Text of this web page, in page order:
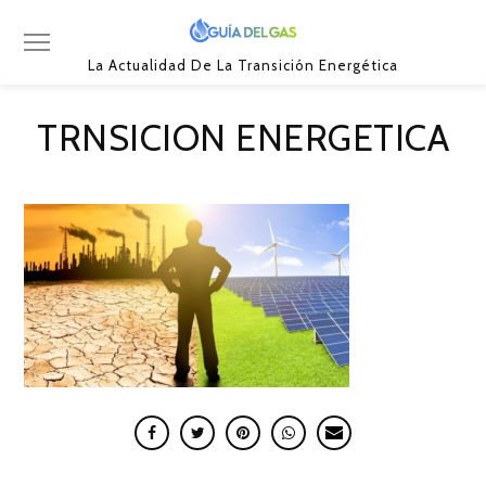
La Actualidad De La Transición Energética
TRNSICION ENERGETICA